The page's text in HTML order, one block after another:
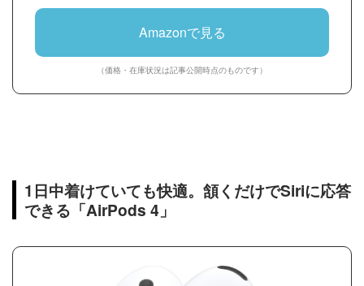
Amazonで見る
（価格・在庫状況は記事公開時点のものです）
1日中着けていても快適。頷くだけでSiriに応答
できる「AirPods 4」